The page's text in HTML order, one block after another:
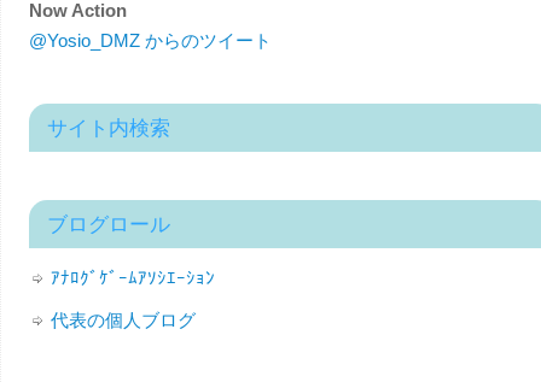
Now Action
@Yosio_DMZ からのツイート
サイト内検索
ブログロール
ｱﾅﾛｸﾞｹﾞｰﾑｱｿｼｴｰｼｮﾝ
代表の個人ブログ